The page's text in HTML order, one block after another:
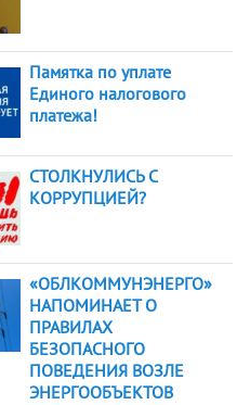
Памятка по уплате
Единого налогового
платежа!
СТОЛКНУЛИСЬ С
КОРРУПЦИЕЙ?
«ОБЛКОММУНЭНЕРГО»
НАПОМИНАЕТ О
ПРАВИЛАХ
БЕЗОПАСНОГО
ПОВЕДЕНИЯ ВОЗЛЕ
ЭНЕРГООБЪЕКТОВ